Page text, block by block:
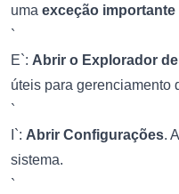
uma exceção
`
E`: Abrir o Explorador
úteis para gerenciamento
`
I`: Abrir Configurações.
sistema.
`